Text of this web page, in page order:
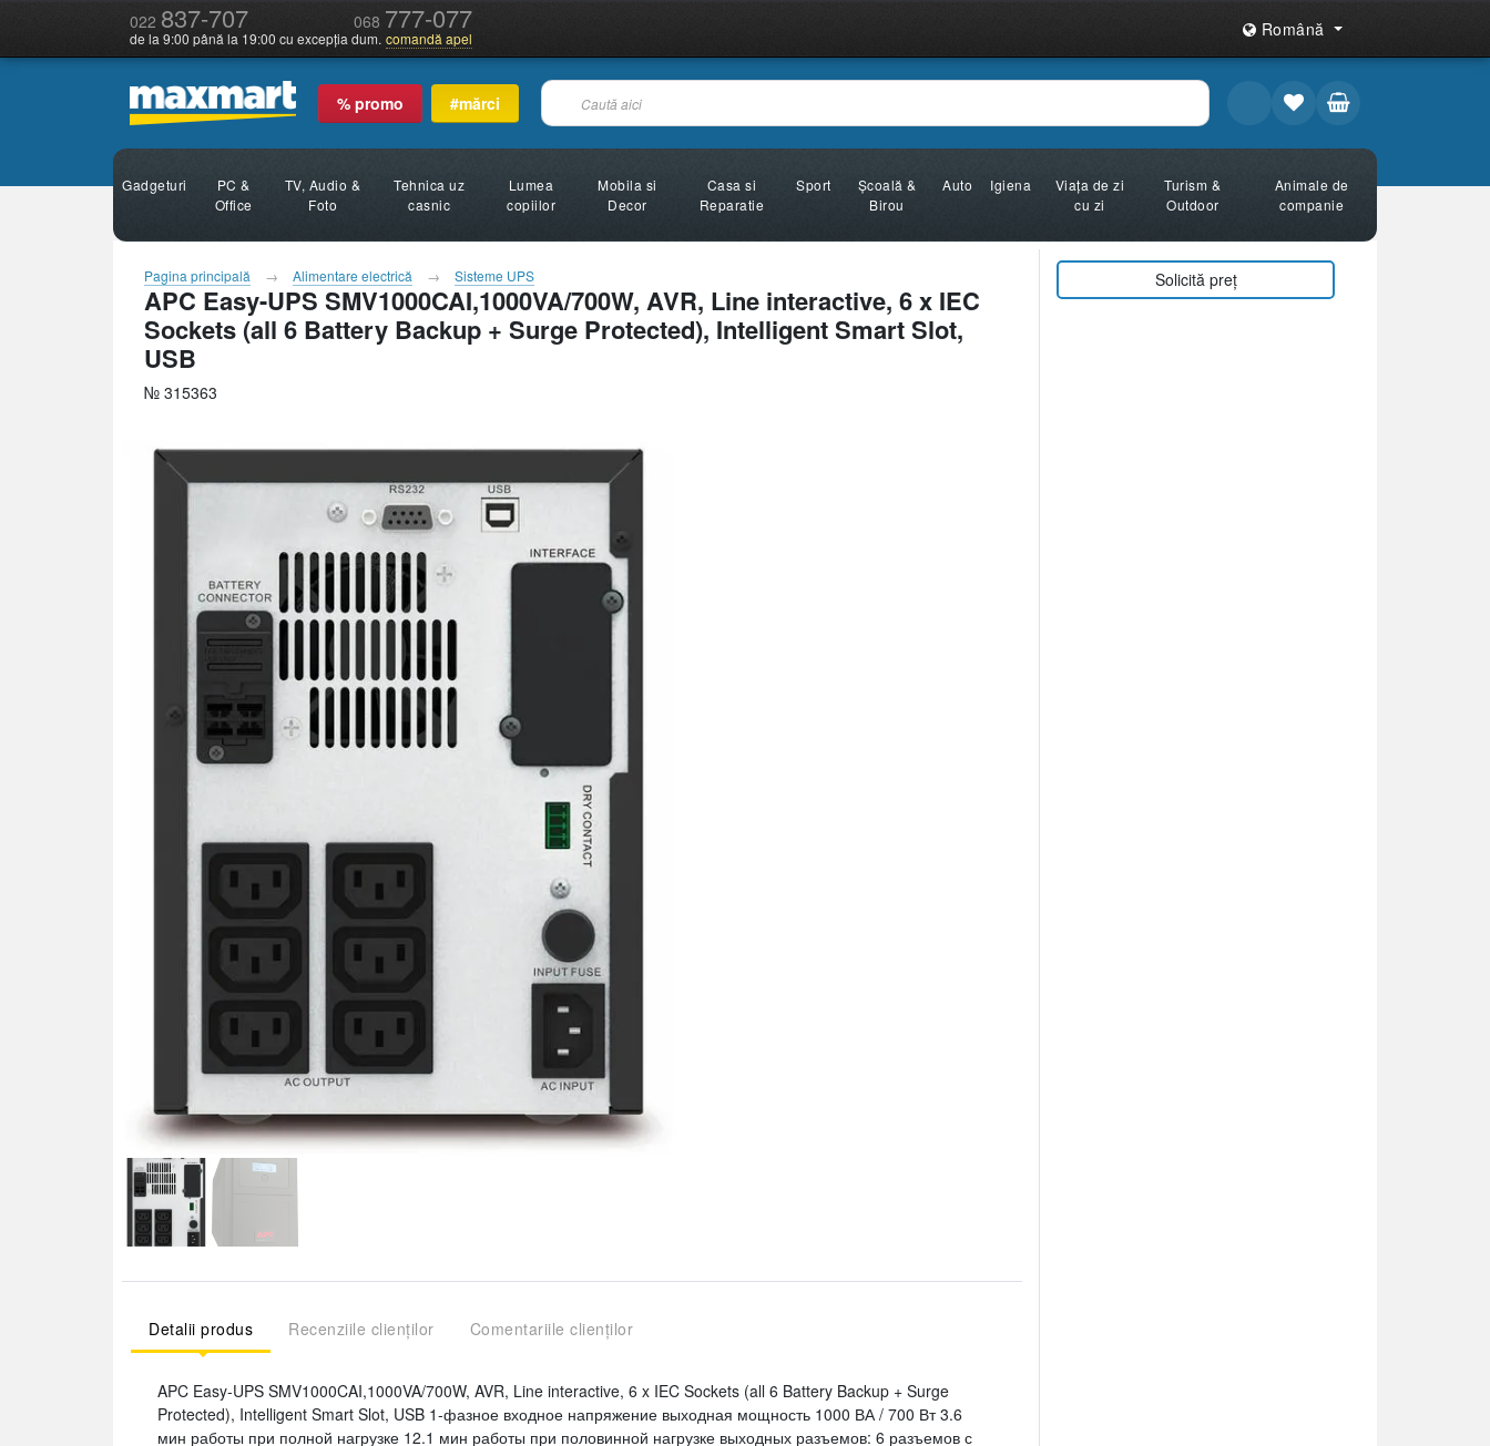
022 837-707 068 777-077
de la 9:00 până la 19:00 cu excepția dum. comandă apel Română
% promo #mărci
Gadgeturi
PC &
Office
TV, Audio &
Foto
Tehnica uz
casnic
Lumea
copiilor
Mobila si
Decor
Casa si
Reparatie
Sport
Şcoală &
Birou
Auto Igiena
Viața de zi
cu zi
Turism &
Outdoor
Animale de
companie
Pagina principală Alimentare electrică Sisteme UPS
APC Easy-UPS SMV1000CAI,1000VA/700W, AVR, Line interactive, 6 x IEC
Sockets (all 6 Battery Backup + Surge Protected), Intelligent Smart Slot,
USB
№ 315363
Detalii produs Recenziile clienților Comentariile clienților
APC Easy-UPS SMV1000CAI,1000VA/700W, AVR, Line interactive, 6 x IEC Sockets (all 6 Battery Backup + Surge
Protected), Intelligent Smart Slot, USB 1-фазное входное напряжение выходная мощность 1000 ВА / 700 Вт 3.6
мин работы при полной нагрузке 12.1 мин работы при половинной нагрузке выходных разъемов: 6 разъемов с
Solicită preț